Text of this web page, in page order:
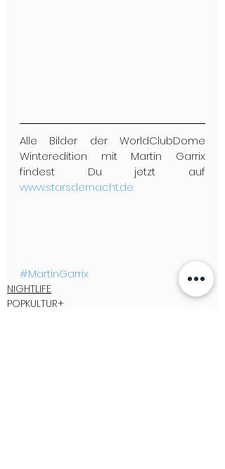
Alle Bilder der WorldClubDome
Winteredition mit Martin Garrix
www.starsdernacht.de
#MartinGarrix
NIGHTLIFE
POPKULTUR+